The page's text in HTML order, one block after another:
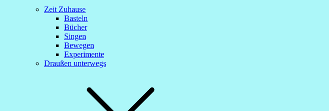
Zeit Zuhause
Basteln
Bücher
Singen
Bewegen
Experimente
Draußen unterwegs